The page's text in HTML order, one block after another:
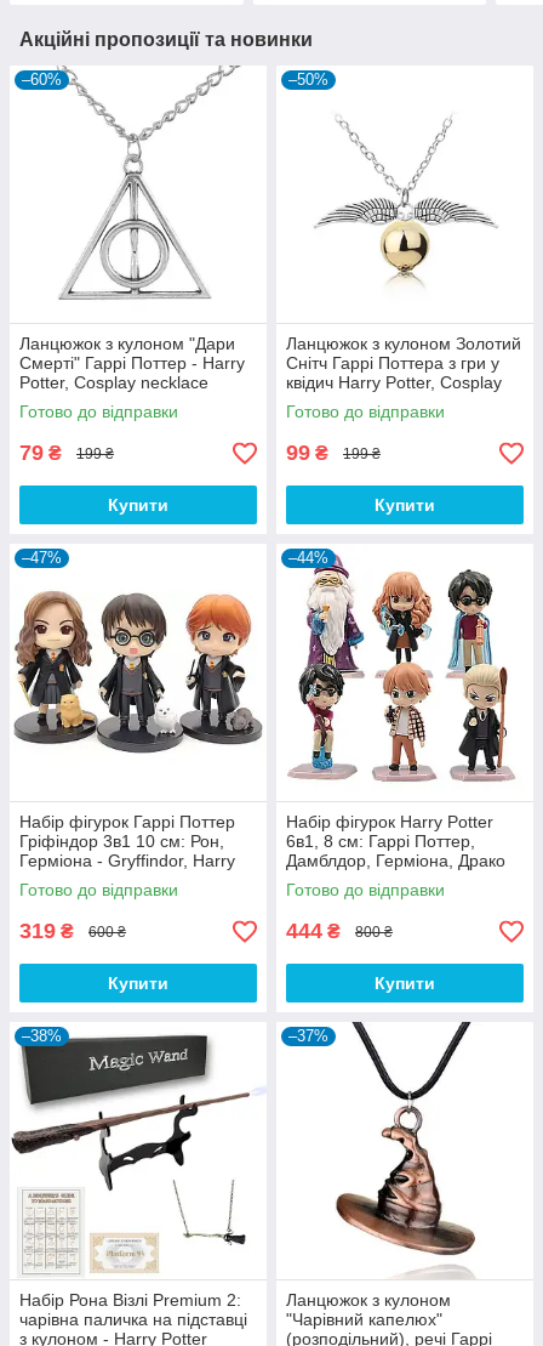
Акційні пропозиції та новинки
–60%
Ланцюжок з кулоном "Дари
Смерті" Гаррі Поттер - Harry
Potter, Cosplay necklace
Готово до відправки
79 ₴ 199 ₴
Купити
–50%
Ланцюжок з кулоном Золотий
Снітч Гаррі Поттера з гри у
квідич Harry Potter, Cosplay
necklace
Готово до відправки
99 ₴ 199 ₴
Купити
–47%
Набір фігурок Гаррі Поттер
Гріфіндор 3в1 10 см: Рон,
Герміона - Gryffindor, Harry
Potter, Ron, Hermione
Готово до відправки
319 ₴ 600 ₴
Купити
–44%
Набір фігурок Harry Potter
6в1, 8 см: Гаррі Поттер,
Дамблдор, Герміона, Драко
Малфой, Рон Візлі
Готово до відправки
444 ₴ 800 ₴
Купити
–38%
Набір Рона Візлі Premium 2:
чарівна паличка на підставці
з кулоном - Harry Potter
–37%
Ланцюжок з кулоном
"Чарівний капелюх"
(розподільний), речі Гаррі